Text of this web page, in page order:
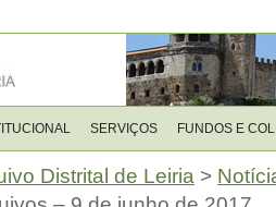
SERVIÇOS FUNDOS E
Distrital de Leiria >